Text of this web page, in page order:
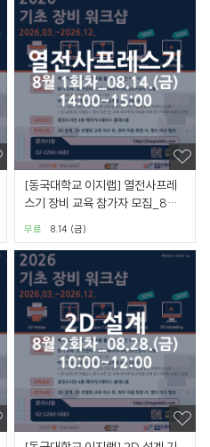
[동국대학교 이지랩] 열전사프레
스기 장비 교육 참가자 모집_8월 1
회차_08.14.(금)
8.14 (금)
무료